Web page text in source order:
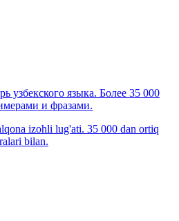
узбекского языка. Более 35 000
и фразами.
izohli lug'ati. 35 000 dan ortiq
bilan.